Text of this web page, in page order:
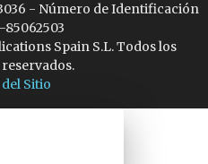
- Número de Identificación
85062503
Spain S.L. Todos los
Sitio